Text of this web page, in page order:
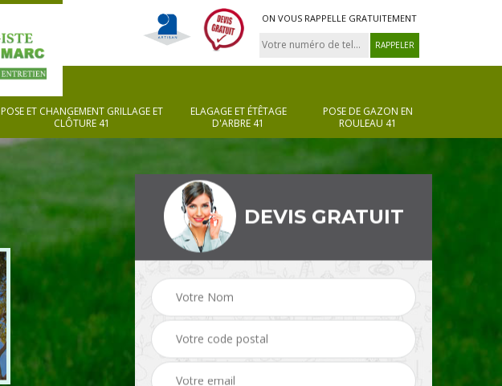
ON VOUS RAPPELLE GRATUITEMENT
POSE ET CHANGEMENT GRILLAGE ET
CLÔTURE 41
ELAGAGE ET ÉTÊTAGE
D'ARBRE 41
POSE DE GAZON EN
ROULEAU 41
Paysagiste 41 Pose de gazon en
rouleau 41 Taille de haie 41
DEVIS GRATUIT